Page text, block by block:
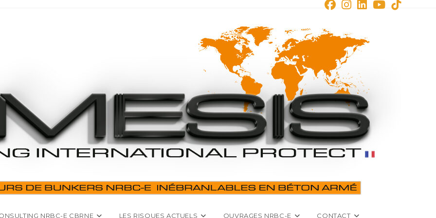
NRBC-E CBRNE LES RISQUES ACTUELS OUVRAGES NRBC-E CONTACT